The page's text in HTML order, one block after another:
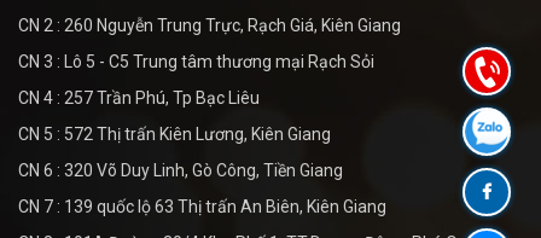
CN 2 : 260 Nguyễn Trung Trực, Rạch Giá, Kiên Giang
CN 3 : Lô 5 - C5 Trung tâm thương mại Rạch Sỏi
CN 4 : 257 Trần Phú, Tp Bạc Liêu
CN 5 : 572 Thị trấn Kiên Lương, Kiên Giang
CN 6 : 320 Võ Duy Linh, Gò Công, Tiền Giang
CN 7 : 139 quốc lộ 63 Thị trấn An Biên, Kiên Giang